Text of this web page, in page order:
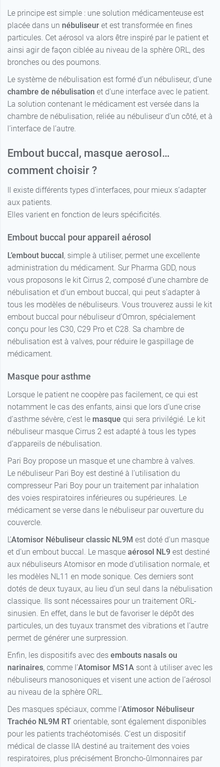
Le principe est simple : une solution médicamenteuse est
placée dans un nébuliseur et est transformée en fines
particules. Cet aérosol va alors être inspiré par le patient et
ainsi agir de façon ciblée au niveau de la sphère ORL, des
bronches ou des poumons.
Le système de nébulisation est formé d’un nébuliseur, d’une
chambre de nébulisation et d’une interface avec le patient.
La solution contenant le médicament est versée dans la
chambre de nébulisation, reliée au nébuliseur d’un côté, et à
l’interface de l’autre.
Embout buccal, masque aerosol…
comment choisir ?
Il existe différents types d’interfaces, pour mieux s’adapter
aux patients.
Elles varient en fonction de leurs spécificités.
Embout buccal pour appareil aérosol
L’embout buccal, simple à utiliser, permet une excellente
administration du médicament. Sur Pharma GDD, nous
vous proposons le kit Cirrus 2, composé d’une chambre de
nébulisation et d’un embout buccal, qui peut s’adapter à
tous les modèles de nébuliseurs. Vous trouverez aussi le kit
embout buccal pour nébuliseur d’Omron, spécialement
conçu pour les C30, C29 Pro et C28. Sa chambre de
nébulisation est à valves, pour réduire le gaspillage de
médicament.
Masque pour asthme
Lorsque le patient ne coopère pas facilement, ce qui est
notamment le cas des enfants, ainsi que lors d’une crise
d’asthme sévère, c’est le masque qui sera privilégié. Le kit
nébuliseur masque Cirrus 2 est adapté à tous les types
d’appareils de nébulisation.
Pari Boy propose un masque et une chambre à valves.
Le nébuliseur Pari Boy est destiné à l'utilisation du
compresseur Pari Boy pour un traitement par inhalation
des voies respiratoires inférieures ou supérieures. Le
médicament se verse dans le nébuliseur par ouverture du
couvercle.
L'Atomisor Nébuliseur classic NL9M est doté d'un masque
et d'un embout buccal. Le masque aérosol NL9 est destiné
aux nébuliseurs Atomisor en mode d’utilisation normale, et
les modèles NL11 en mode sonique. Ces derniers sont
dotés de deux tuyaux, au lieu d’un seul dans la nébulisation
classique. Ils sont nécessaires pour un traitement ORL-
sinusien. En effet, dans le but de favoriser le dépôt des
particules, un des tuyaux transmet des vibrations et l’autre
permet de générer une surpression.
Enfin, les dispositifs avec des embouts nasals ou
narinaires, comme l’Atomisor MS1A sont à utiliser avec les
nébuliseurs manosoniques et visent une action de l’aérosol
au niveau de la sphère ORL.
Des masques spéciaux, comme l’Atimosor Nébuliseur
Trachéo NL9M RT orientable, sont également disponibles
pour les patients trachéotomisés. C'est un dispositif
médical de classe IIA destiné au traitement des voies
respiratoires, plus précisément Broncho-ûlmonnaires par